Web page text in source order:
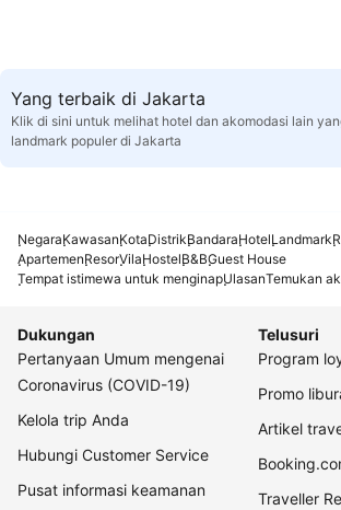
Yang terbaik di Jakarta
Klik di sini untuk melihat hotel dan akomodasi lain
landmark populer di Jakarta
NegaraKawasanKotaDistrikBandaraHotelLandmark
ApartemenResorVilaHostelB&BGuest House
Tempat istimewa untuk menginapUlasanTemukan
Dukungan
Pertanyaan Umum mengenai
Coronavirus (COVID-19)
Kelola trip Anda
Hubungi Customer Service
Pusat informasi keamanan
Telusuri
Program
Promo
Artikel
Traveller